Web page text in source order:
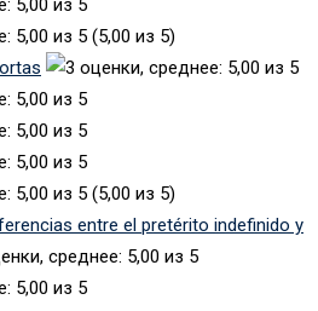
(5,00 из 5)
(5,00 из 5)
entre el pretérito indefinido y